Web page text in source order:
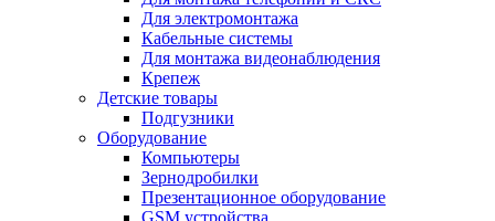
Для электромонтажа
Кабельные системы
Для монтажа видеонаблюдения
Крепеж
Детские товары
Подгузники
Оборудование
Компьютеры
Зернодробилки
Презентационное оборудование
GSM устройства